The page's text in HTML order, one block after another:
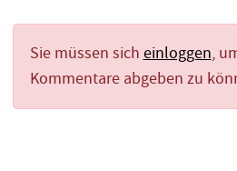
Sie müssen sich einloggen,
Kommentare abgeben zu